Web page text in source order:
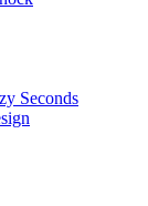
Seconds